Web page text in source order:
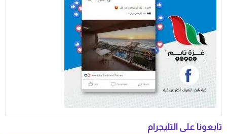
تابعونا على التليجرام